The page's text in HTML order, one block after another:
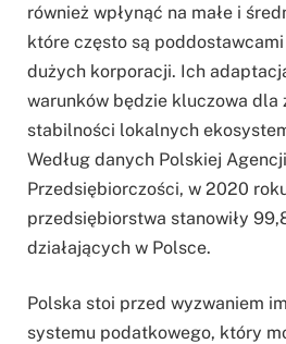
również wpłynąć na małe i
które często są
dużych korporacji. Ich
warunków będzie kluczowa dla
stabilności lokalnych
Według danych Polskiej
Przedsiębiorczości, w 2020
przedsiębiorstwa stanowiły
działających w Polsce.
Polska stoi przed wyzwaniem
systemu podatkowego, który